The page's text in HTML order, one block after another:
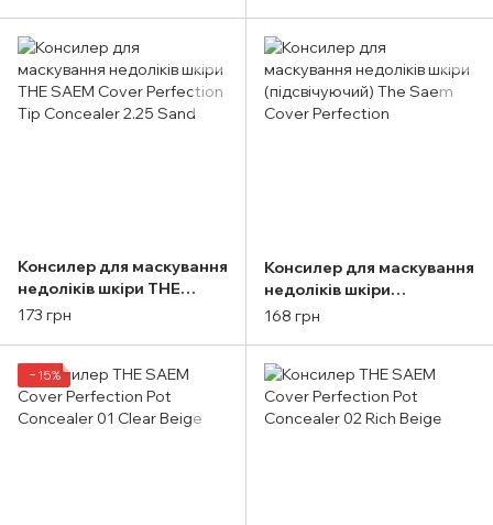
Консилер для маскування
недоліків шкіри THE
SAEM Cover Perfection Tip
173 грн
Консилер для маскування
недоліків шкіри
(підсвічуючий) The Saem
168 грн
−15%